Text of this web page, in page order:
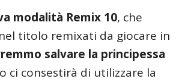
modalità Remix 10, che
titolo remixati da giocare in
salvare la principessa
ci consestirà di utilizzare la